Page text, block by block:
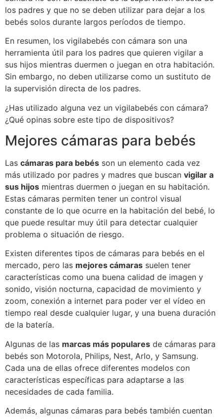
los padres y que no se deben utilizar para dejar a los
bebés solos durante largos períodos de tiempo.
En resumen, los vigilabebés con cámara son una
herramienta útil para los padres que quieren vigilar a
sus hijos mientras duermen o juegan en otra habitación.
Sin embargo, no deben utilizarse como un sustituto de
la supervisión directa de los padres.
¿Has utilizado alguna vez un vigilabebés con cámara?
¿Qué opinas sobre este tipo de dispositivos?
Mejores cámaras para bebés
Las cámaras para bebés son un elemento cada vez
más utilizado por padres y madres que buscan vigilar a
sus hijos mientras duermen o juegan en su habitación.
Estas cámaras permiten tener un control visual
constante de lo que ocurre en la habitación del bebé, lo
que puede resultar muy útil para detectar cualquier
problema o situación de riesgo.
Existen diferentes tipos de cámaras para bebés en el
mercado, pero las mejores cámaras suelen tener
características como una buena calidad de imagen y
sonido, visión nocturna, capacidad de movimiento y
zoom, conexión a internet para poder ver el vídeo en
tiempo real desde cualquier lugar, y una buena duración
de la batería.
Algunas de las marcas más populares de cámaras para
bebés son Motorola, Philips, Nest, Arlo, y Samsung.
Cada una de ellas ofrece diferentes modelos con
características específicas para adaptarse a las
necesidades de cada familia.
Además, algunas cámaras para bebés también cuentan